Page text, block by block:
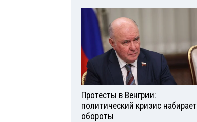
Протесты в Венгрии:
политический кризис набирает
обороты